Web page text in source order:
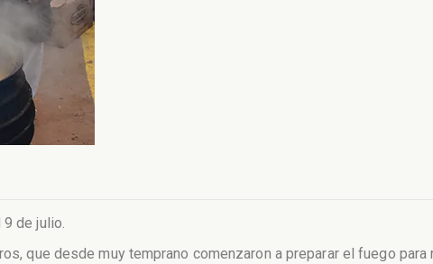
de julio.
que desde muy temprano comenzaron a preparar el fuego para